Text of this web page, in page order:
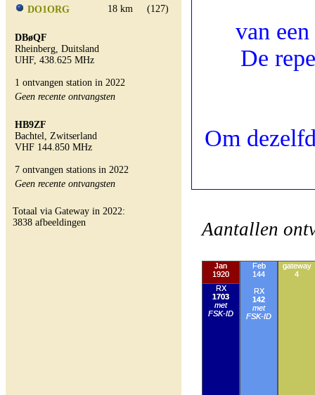
DO1ORG
18 km (127)
DBøQF
Rheinberg, Duitsland
UHF, 438.625 MHz
1 ontvangen station in 2022
Geen recente ontvangsten
HB9ZF
Bachtel, Zwitserland
VHF 144.850 MHz
7 ontvangen stations in 2022
Geen recente ontvangsten
Totaal via Gateway in 2022:
3838 afbeeldingen
van
De
Om
Aantallen
Jan
1920
RX
1703
met
FSK-ID
Feb
144
RX
142
met
FSK-ID
Mrt
4
gateway
4